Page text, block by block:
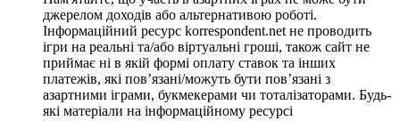
джерелом доходів або альтернативою роботі.
Інформаційний ресурс korrespondent.net не проводить
ігри на реальні та/або віртуальні гроші, також сайт не
приймає ні в якій формі оплату ставок та інших
платежів, які пов’язані/можуть бути пов’язані з
азартними іграми, букмекерами чи тоталізаторами. Будь-
які матеріали на інформаційному ресурсі